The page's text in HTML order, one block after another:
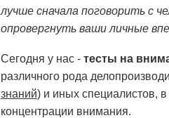
лучше сначала поговорить с
опровергнуть ваши личные
Сегодня у нас - тесты на
различного рода
знаний) и иных специалистов,
концентрации внимания.